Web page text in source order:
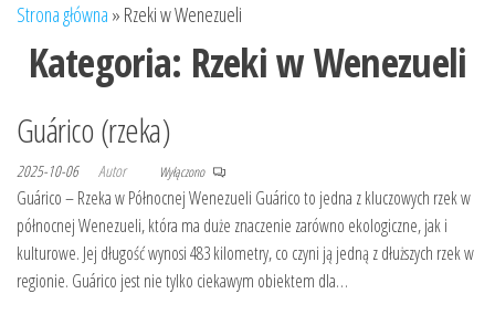
Strona główna » Rzeki w Wenezueli
Kategoria: Rzeki w Wenezueli
Guárico (rzeka)
2025-10-06 Autor Wyłączono
Guárico – Rzeka w Północnej Wenezueli Guárico to jedna z kluczowych rzek w
północnej Wenezueli, która ma duże znaczenie zarówno ekologiczne, jak i
kulturowe. Jej długość wynosi 483 kilometry, co czyni ją jedną z dłuższych rzek w
regionie. Guárico jest nie tylko ciekawym obiektem dla…